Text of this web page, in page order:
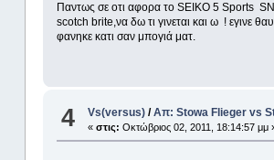
Παντως σε οτι αφορα το SEIKO 5 Sports
scotch brite,να δω τι γινεται και ω ! εγινε
φανηκε κατι σαν μπογιά ματ.
4 Vs(versus) /Απ: Stowa Flieger vs
«στις: Οκτώβριος 02, 2011, 18:14:57 μμ